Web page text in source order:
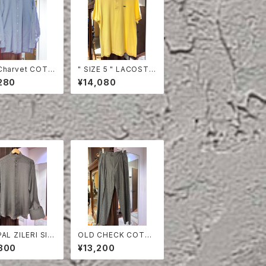
COTT
" SIZE 5 " LACOSTE
POLO SHIRT YELLO
W
¥14,080
ZILERI SIL
OLD CHECK COTT
ON TROUSERS
¥13,200